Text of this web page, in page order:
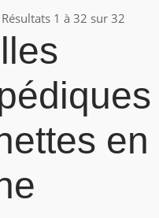
Résultats 1 à 32 sur 32
en